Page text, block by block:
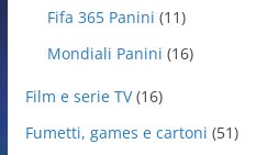
Fifa 365 Panini (11)
Mondiali Panini (16)
Film e serie TV(16)
Fumetti, games e cartoni (51)